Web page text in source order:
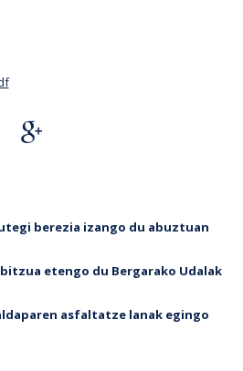
berezia izango du abuztuan
etengo du Bergarako Udalak
asfaltatze lanak egingo